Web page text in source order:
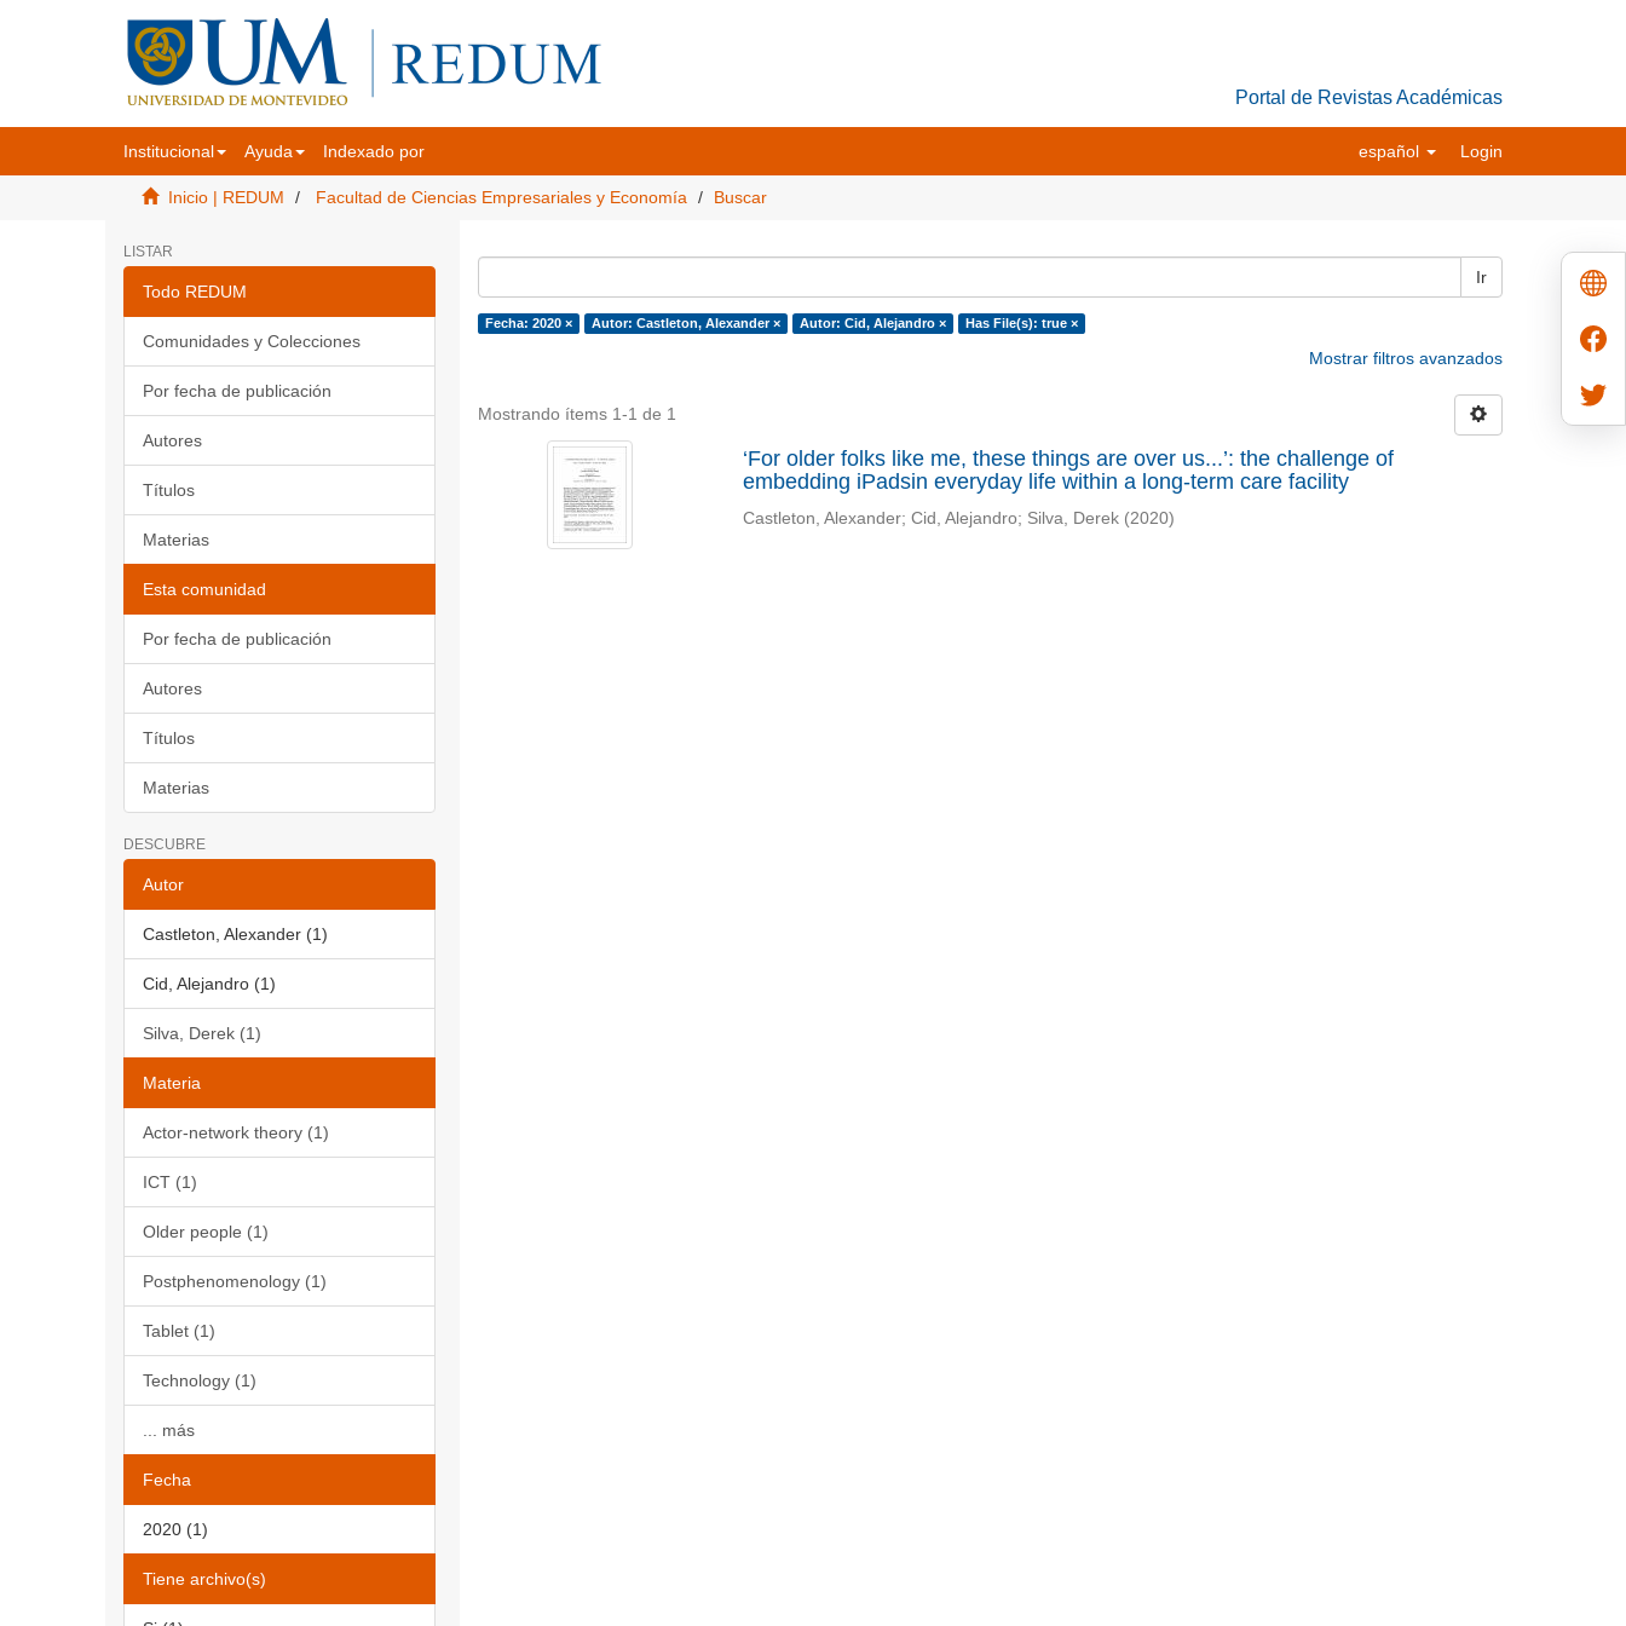
Portal de Revistas Académicas
Institucional Ayuda Indexado por español Login
Inicio | REDUM Facultad de Ciencias Empresariales y Economía Buscar
LISTAR
Todo REDUM
Comunidades y Colecciones
Por fecha de publicación
Autores
Títulos
Materias
Esta comunidad
Por fecha de publicación
Autores
Títulos
Materias
DESCUBRE
Autor
Castleton, Alexander (1)
Cid, Alejandro (1)
Silva, Derek (1)
Materia
Actor-network theory (1)
ICT (1)
Older people (1)
Postphenomenology (1)
Tablet (1)
Technology (1)
... más
Fecha
2020 (1)
Tiene archivo(s)
Ir
Fecha: 2020 × Autor: Castleton, Alexander × Autor: Cid, Alejandro × Has File(s): true ×
Mostrar filtros avanzados
Mostrando ítems 1-1 de 1
‘For older folks like me, these things are over us...’: the challenge of
embedding iPadsin everyday life within a long-term care facility
Castleton, Alexander; Cid, Alejandro; Silva, Derek (2020)